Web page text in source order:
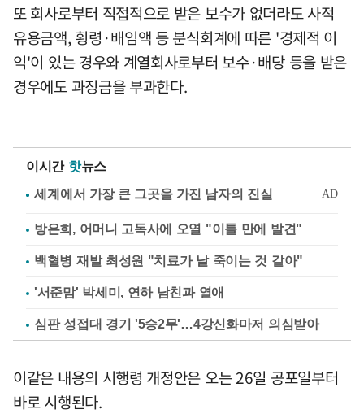
또 회사로부터 직접적으로 받은 보수가 없더라도 사적
유용금액, 횡령·배임액 등 분식회계에 따른 '경제적 이
익'이 있는 경우와 계열회사로부터 보수·배당 등을 받은
경우에도 과징금을 부과한다.
이시간 핫뉴스
방은희, 어머니 고독사에 오열 "이틀 만에 발견"
백혈병 재발 최성원 "치료가 날 죽이는 것 같아"
'서준맘' 박세미, 연하 남친과 열애
심판 성접대 경기 '5승2무'…4강신화마저 의심받아
이같은 내용의 시행령 개정안은 오는 26일 공포일부터
바로 시행된다.